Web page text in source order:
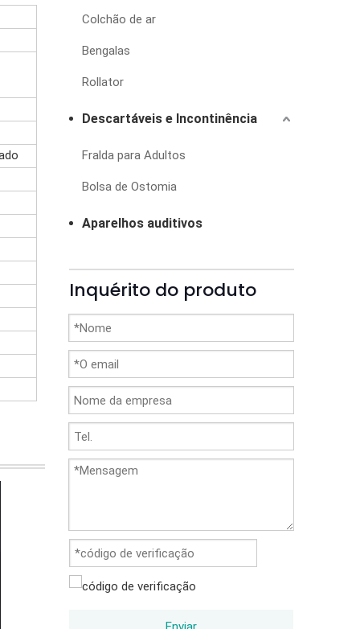
Colchão de ar
Bengalas
Rollator
Descartáveis e Incontinência
Fralda para Adultos
Bolsa de Ostomia
Aparelhos auditivos
Inquérito do produto